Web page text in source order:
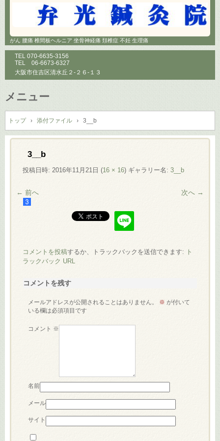
がん 腰痛 椎間板ヘルニア 坐骨神経痛 頚椎症 不妊 生理痛
TEL 070-6635-3156
TEL 06-6673-6327
大阪市住吉区清水丘２-２６-１３
メニュー
コ
ン
テ
ン
トップ › 添付ファイル › 3__b
3__b
投稿日時: 2016年11月21日 (16 × 16) ギャラリー名: 3__b
← 前へ 次へ →
コメントを投稿するか、トラックバックを送信できます: ト
ラックバック URL
コメントを残す
メールアドレスが公開されることはありません。 ※ が付いて
いる欄は必須項目です
コメント ※
名前
メール
サイト